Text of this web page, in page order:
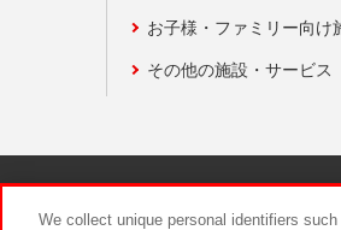
お子様・ファミリー向け
その他の施設・サービス
We collect unique personal identifiers